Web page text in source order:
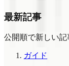
最新記事
公開順で新しい記
ガイド